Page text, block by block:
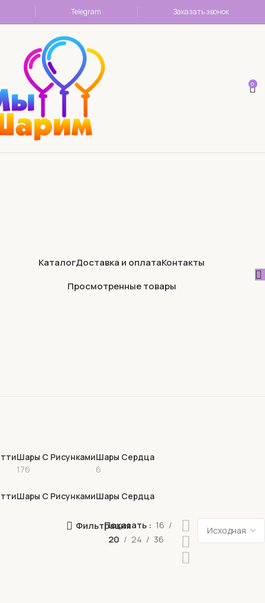
Telegram Заказать звонок
0
КаталогДоставка и оплатаКонтакты
Просмотренные товары
Шары С Рисунками
176
Шары Сердца
6
Шары С РисункамиШары Сердца
Фильтрация
Показать
16
20
24 36